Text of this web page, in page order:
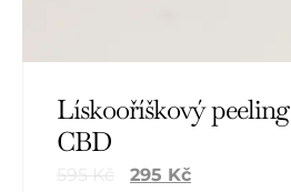
Lískooříškový
CBD
595 Kč 295 Kč